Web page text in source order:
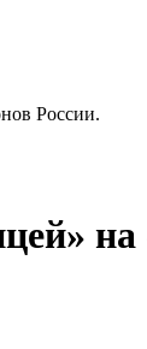
России.
на